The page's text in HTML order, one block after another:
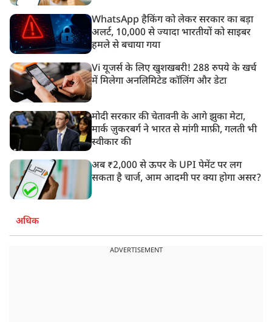
WhatsApp हैकिंग को लेकर सरकार का बड़ा
अलर्ट, 10,000 से ज्यादा भारतीयों को साइबर
हमले से बचाया गया
Vi यूजर्स के लिए खुशखबरी! 288 रुपये के खर्च
में मिलेगा अनलिमिटेड कॉलिंग और डेटा
मोदी सरकार की चेतावनी के आगे झुका मेटा,
मार्क ज़ुकरबर्ग ने भारत से मांगी माफ़ी, गलती भी
स्वीकार की
अब ₹2,000 से ऊपर के UPI पेमेंट पर लग
सकता है चार्ज, आम आदमी पर क्या होगा असर?
अधिक
ADVERTISEMENT